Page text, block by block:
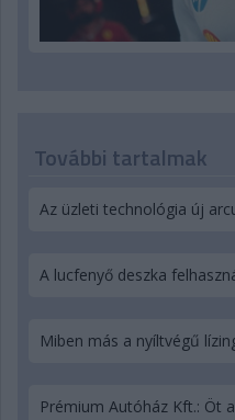
További tartalmak
Az üzleti technológia új
A lucfenyő deszka
Miben más a nyíltvégű
Prémium Autóház Kft.: Öt